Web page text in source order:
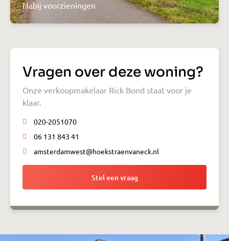
Nabij voorzieningen
Vragen over deze woning?
Onze verkoopmakelaar Rick Bond staat voor je
klaar.
020-2051070
06 131 843 41
amsterdamwest@hoekstraenvaneck.nl
Stel een vraag